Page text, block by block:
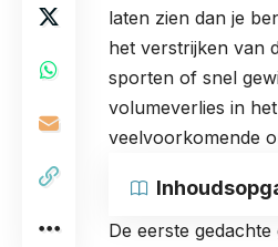
laten zien dan je
het verstrijken van
sporten of snel
volumeverlies in
veelvoorkomende
De eerste